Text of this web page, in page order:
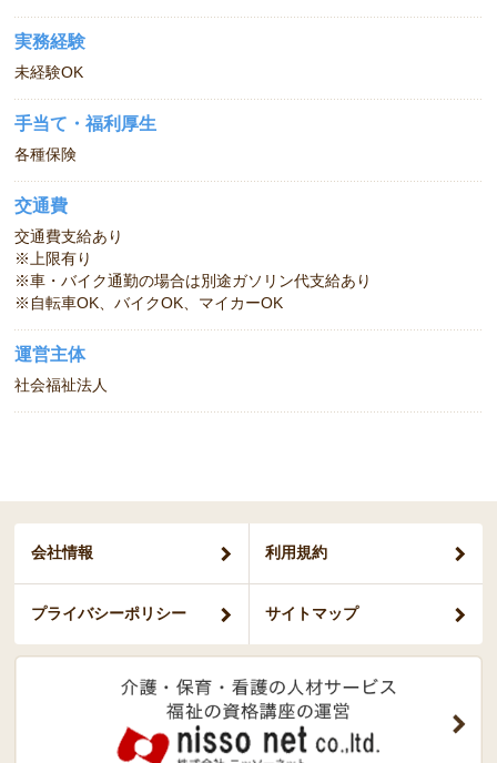
実務経験
未経験OK
手当て・福利厚生
各種保険
交通費
交通費支給あり
※上限有り
※車・バイク通勤の場合は別途ガソリン代支給あり
※自転車OK、バイクOK、マイカーOK
運営主体
社会福祉法人
会社情報 利用規約
プライバシーポリシー サイトマップ